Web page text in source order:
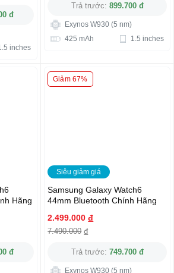
đ
inches
Trả trước: 899.700 đ
Exynos W930 (5 nm)
425 mAh
1.5 inches
Hãng
đ
Giảm 67%
Siêu giảm giá
Samsung Galaxy Watch6
44mm Bluetooth Chính Hãng
2.499.000 đ
7.490.000 đ
Trả trước: 749.700 đ
Exynos W930 (5 nm)